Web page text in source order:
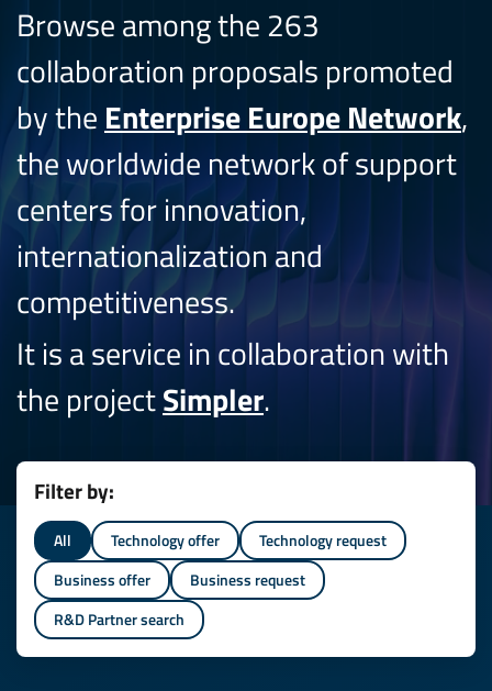
Browse among the 263
collaboration proposals promoted
by the Enterprise Europe Network,
the worldwide network of support
centers for innovation,
internationalization and
competitiveness.
It is a service in collaboration with
the projectSimpler.
Filter by:
All Technology offer
Technology request
Business offer
Business request
R&D Partner search